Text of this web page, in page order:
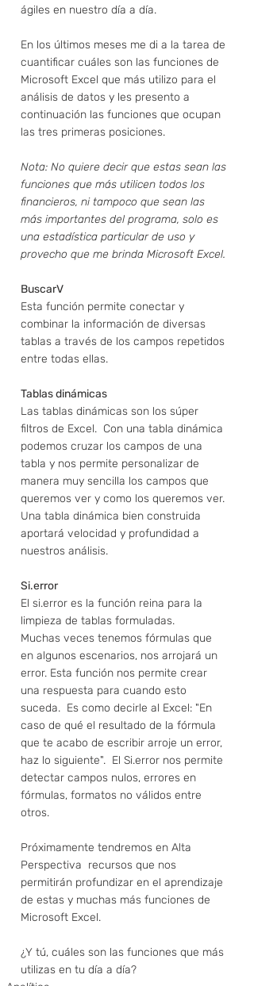
ágiles en nuestro día a día.
En los últimos meses me di a la tarea de
cuantificar cuáles son las funciones de
Microsoft Excel que más utilizo para el
análisis de datos y les presento a
continuación las funciones que ocupan
las tres primeras posiciones.
Nota: No quiere decir que estas sean las
funciones que más utilicen todos los
financieros, ni tampoco que sean las
más importantes del programa, solo es
una estadística particular de uso y
provecho que me brinda Microsoft Excel.
BuscarV
Esta función permite conectar y
combinar la información de diversas
tablas a través de los campos repetidos
entre todas ellas.
Tablas dinámicas
Las tablas dinámicas son los súper
filtros de Excel.  Con una tabla dinámica
podemos cruzar los campos de una
tabla y nos permite personalizar de
manera muy sencilla los campos que
queremos ver y como los queremos ver.
Una tabla dinámica bien construida
aportará velocidad y profundidad a
nuestros análisis.
Si.error
El si.error es la función reina para la
limpieza de tablas formuladas.
Muchas veces tenemos fórmulas que
en algunos escenarios, nos arrojará un
error. Esta función nos permite crear
una respuesta para cuando esto
suceda.  Es como decirle al Excel: "En
caso de qué el resultado de la fórmula
que te acabo de escribir arroje un error,
haz lo siguiente".  El Si.error nos permite
detectar campos nulos, errores en
fórmulas, formatos no válidos entre
otros.
Próximamente tendremos en Alta
Perspectiva  recursos que nos
permitirán profundizar en el aprendizaje
de estas y muchas más funciones de
Microsoft Excel.
¿Y tú, cuáles son las funciones que más
utilizas en tu día a día?